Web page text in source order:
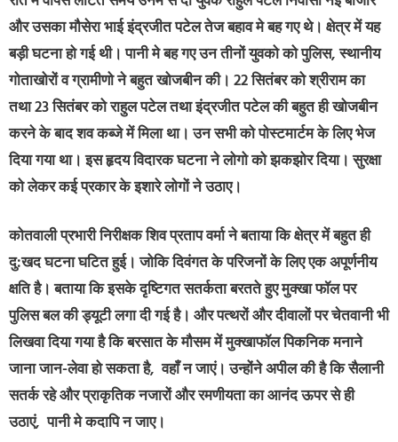
और उसका मौसेरा भाई इंद्रजीत पटेल तेज बहाव मे बह गए थे। क्षेत्र में यह
बड़ी घटना हो गई थी। पानी मे बह गए उन तीनों युवको को पुलिस, स्थानीय
गोताखोरों व ग्रामीणो ने बहुत खोजबीन की। 22 सितंबर को श्रीराम का
तथा 23 सितंबर को राहुल पटेल तथा इंद्रजीत पटेल की बहुत ही खोजबीन
करने के बाद शव कब्जे में मिला था। उन सभी को पोस्टमार्टम के लिए भेज
दिया गया था। इस हृदय विदारक घटना ने लोगो को झकझोर दिया। सुरक्षा
को लेकर कई प्रकार के इशारे लोगों ने उठाए।
कोतवाली प्रभारी निरीक्षक शिव प्रताप वर्मा ने बताया कि क्षेत्र में बहुत ही
दु:खद घटना घटित हुई। जोकि दिवंगत के परिजनों के लिए एक अपूर्णनीय
क्षति है। बताया कि इसके दृष्टिगत सतर्कता बरतते हुए मुक्खा फॉल पर
पुलिस बल की ड्यूटी लगा दी गई है। और पत्थरों और दीवालों पर चेतवानी भी
लिखवा दिया गया है कि बरसात के मौसम में मुक्खाफॉल पिकनिक मनाने
जाना जान-लेवा हो सकता है, वहाँ न जाएं। उन्होंने अपील की है कि सैलानी
सतर्क रहे और प्राकृतिक नजारों और रमणीयता का आनंद ऊपर से ही
उठाएं, पानी मे कदापि न जाए।